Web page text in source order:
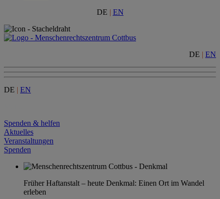
DE | EN
DE | EN
DE | EN
Spenden & helfen
Aktuelles
Veranstaltungen
Spenden
Früher Haftanstalt – heute Denkmal: Einen Ort im Wandel
erleben